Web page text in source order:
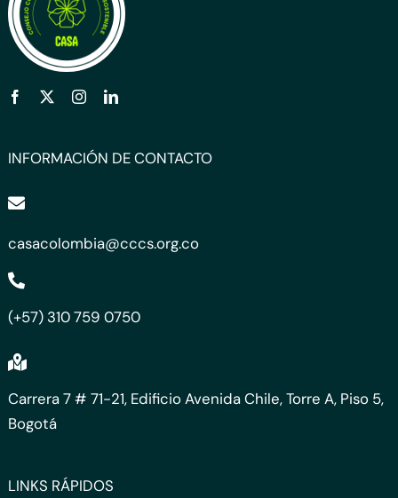
INFORMACIÓN DE CONTACTO
casacolombia@cccs.org.co
(+57) 310 759 0750
Carrera 7 # 71-21, Edificio Avenida Chile, Torre A, Piso 5,
Bogotá
LINKS RÁPIDOS